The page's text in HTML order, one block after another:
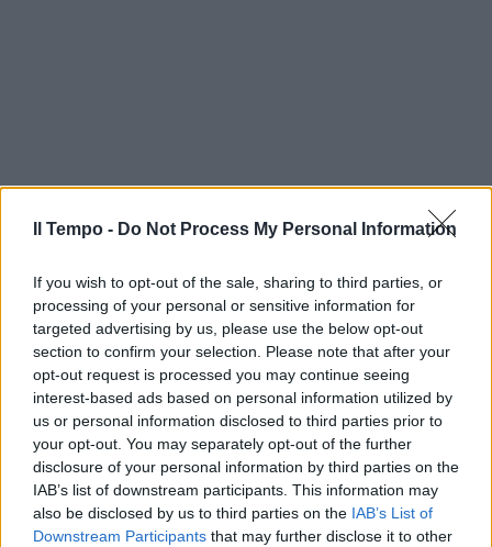
Il Tempo - Do Not Process My Personal Information
If you wish to opt-out of the sale, sharing to third parties, or
processing of your personal or sensitive information for
targeted advertising by us, please use the below opt-out
section to confirm your selection. Please note that after your
opt-out request is processed you may continue seeing
interest-based ads based on personal information utilized by
us or personal information disclosed to third parties prior to
your opt-out. You may separately opt-out of the further
disclosure of your personal information by third parties on the
IAB’s list of downstream participants. This information may
also be disclosed by us to third parties on the IAB’s List of
Downstream Participants that may further disclose it to other
In evidenza